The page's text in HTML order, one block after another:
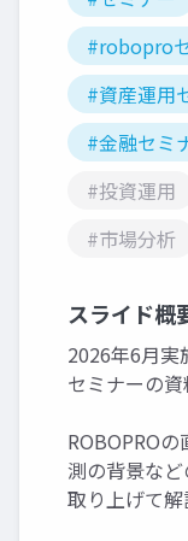
#robopro
#資産運用
#金融セミ
#投資運用
#市場分析
スライド概
2026年6月実
セミナーの資
ROBOPRO
測の背景な
取り上げて解